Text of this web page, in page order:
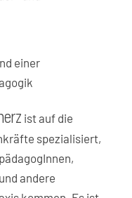
einer
ist auf die
spezialisiert,
andere